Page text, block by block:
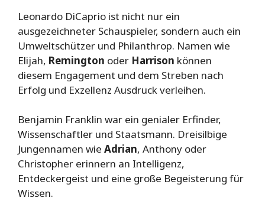
Leonardo DiCaprio ist nicht nur ein
ausgezeichneter Schauspieler, sondern auch ein
Umweltschützer und Philanthrop. Namen wie
Elijah, Remington oder Harrison können
diesem Engagement und dem Streben nach
Erfolg und Exzellenz Ausdruck verleihen.
Benjamin Franklin war ein genialer Erfinder,
Wissenschaftler und Staatsmann. Dreisilbige
Jungennamen wie Adrian, Anthony oder
Christopher erinnern an Intelligenz,
Entdeckergeist und eine große Begeisterung für
Wissen.